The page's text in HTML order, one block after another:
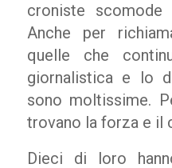
croniste
Anche per
quelle che
giornalistica e lo
sono moltissime.
trovano la forza e il
Dieci di loro